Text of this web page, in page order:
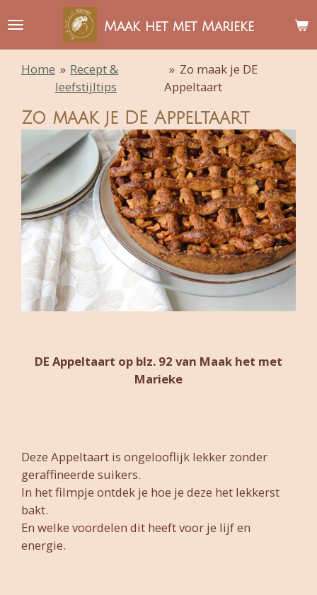
direct
naar
hoofdinhoud
Maak het met Marieke
Home » Recept &
leefstijltips
» Zo maak je DE
Appeltaart
Zo maak je DE Appeltaart
DE Appeltaart op blz. 92 van Maak het met
Marieke
Deze Appeltaart is ongelooflijk lekker zonder
geraffineerde suikers.
In het filmpje ontdek je hoe je deze het lekkerst
bakt.
En welke voordelen dit heeft voor je lijf en
energie.